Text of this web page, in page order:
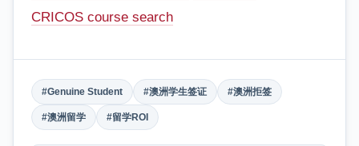
CRICOS course search
#Genuine Student #澳洲学生签证 #澳洲拒签
#澳洲留学 #留学ROI